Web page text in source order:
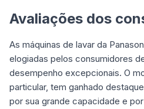
Avaliações dos
As máquinas de lavar da
elogiadas pelos consumidores
desempenho excepcionais. O
particular, tem ganhado
por sua grande capacidade e